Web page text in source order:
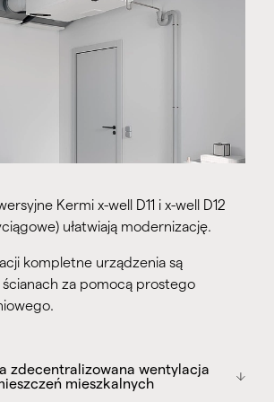
Kermi x-well D11 i x-well D12
ułatwiają modernizację.
kompletne urządzenia są
za pomocą prostego
pomieszczeń mieszkalnych
zdecentralizowana wentylacja
mieszkalnych